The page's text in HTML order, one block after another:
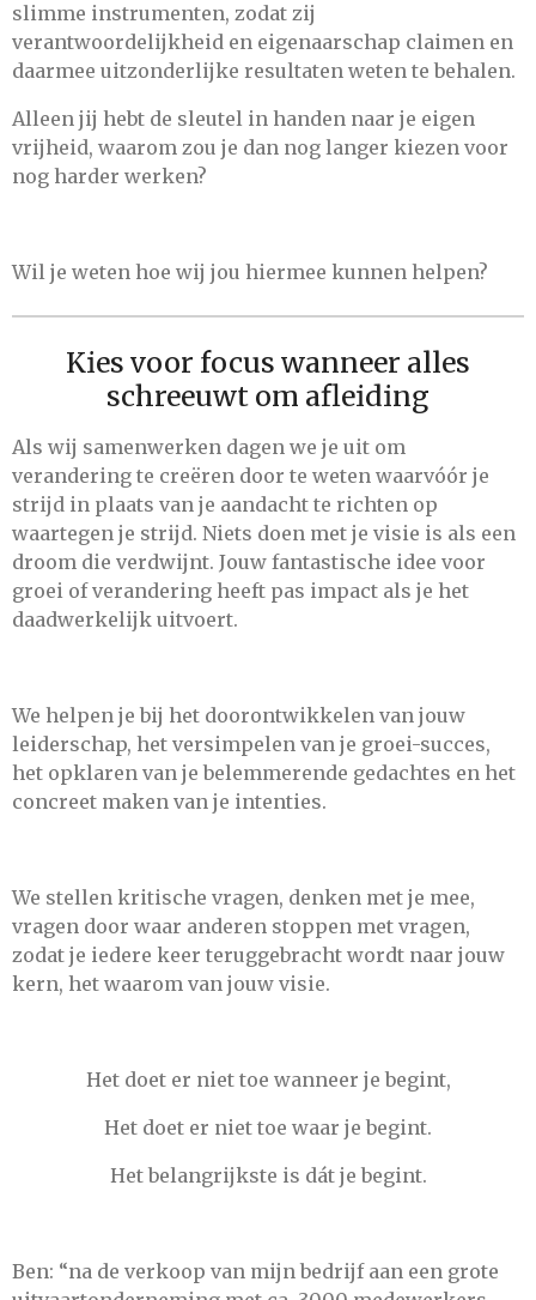
slimme instrumenten, zodat zij
verantwoordelijkheid en eigenaarschap claimen en
daarmee uitzonderlijke resultaten weten te behalen.
Alleen jij hebt de sleutel in handen naar je eigen
vrijheid, waarom zou je dan nog langer kiezen voor
nog harder werken?
Wil je weten hoe wij jou hiermee kunnen helpen?
Kies voor focus wanneer alles
schreeuwt om afleiding
Als wij samenwerken dagen we je uit om
verandering te creëren door te weten waarvóór je
strijd in plaats van je aandacht te richten op
waartegen je strijd. Niets doen met je visie is als een
droom die verdwijnt. Jouw fantastische idee voor
groei of verandering heeft pas impact als je het
daadwerkelijk uitvoert.
We helpen je bij het doorontwikkelen van jouw
leiderschap, het versimpelen van je groei-succes,
het opklaren van je belemmerende gedachtes en het
concreet maken van je intenties.
We stellen kritische vragen, denken met je mee,
vragen door waar anderen stoppen met vragen,
zodat je iedere keer teruggebracht wordt naar jouw
kern, het waarom van jouw visie.
Het doet er niet toe wanneer je begint,
Het doet er niet toe waar je begint.
Het belangrijkste is dát je begint.
Ben: “na de verkoop van mijn bedrijf aan een grote